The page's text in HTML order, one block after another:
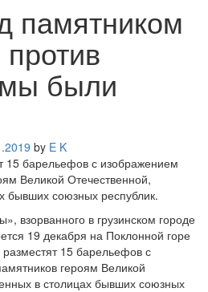
памятником
были
by E K
15 барельефов с изображением
Великой Отечественной,
бывших союзных республик.
взорванного в грузинском городе
19 декабря на Поклонной горе
15 барельефов с
героям Великой
в столицах бывших союзных